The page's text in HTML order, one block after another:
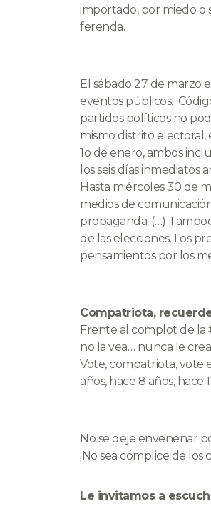
importado, por miedo o
ferenda.
El sábado 27 de marzo
eventos públicos.
partidos políticos no
mismo distrito electoral,
1o de enero, ambos
los seis días inmediatos
Hasta miércoles 30 de
medios de
propaganda. (…)
de las elecciones. Los
pensamientos por los
Compatriota,
Frente al complot de la
no la vea… nunca le
Vote, compatriota, vote
años, hace 8 años, hace
No se deje envenenar
¡No sea cómplice de los
Le invitamos a